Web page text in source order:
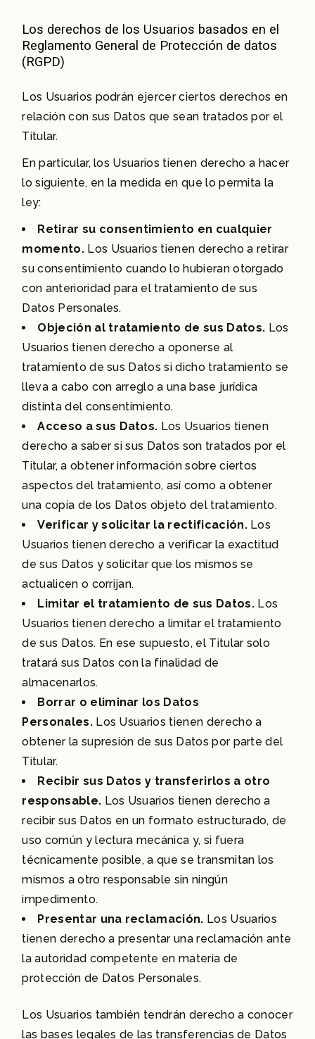
Los derechos de los Usuarios basados en el
Reglamento General de Protección de datos
(RGPD)
Los Usuarios podrán ejercer ciertos derechos en
relación con sus Datos que sean tratados por el
Titular.
En particular, los Usuarios tienen derecho a hacer
lo siguiente, en la medida en que lo permita la
ley:
Retirar su consentimiento en cualquier
momento.Los Usuarios tienen derecho a retirar
su consentimiento cuando lo hubieran otorgado
con anterioridad para el tratamiento de sus
Datos Personales.
Objeción al tratamiento de sus Datos. Los
Usuarios tienen derecho a oponerse al
tratamiento de sus Datos si dicho tratamiento se
lleva a cabo con arreglo a una base jurídica
distinta del consentimiento.
Acceso a sus Datos. Los Usuarios tienen
derecho a saber si sus Datos son tratados por el
Titular, a obtener información sobre ciertos
aspectos del tratamiento, así como a obtener
una copia de los Datos objeto del tratamiento.
Verificar y solicitar la rectificación.Los
Usuarios tienen derecho a verificar la exactitud
de sus Datos y solicitar que los mismos se
actualicen o corrijan.
Limitar el tratamiento de sus Datos.Los
Usuarios tienen derecho a limitar el tratamiento
de sus Datos. En ese supuesto, el Titular solo
tratará sus Datos con la finalidad de
almacenarlos.
Borrar o eliminar los Datos
Personales.Los Usuarios tienen derecho a
obtener la supresión de sus Datos por parte del
Titular.
Recibir sus Datos y transferirlos a otro
responsable. Los Usuarios tienen derecho a
recibir sus Datos en un formato estructurado, de
uso común y lectura mecánica y, si fuera
técnicamente posible, a que se transmitan los
mismos a otro responsable sin ningún
impedimento.
Presentar una reclamación. Los Usuarios
tienen derecho a presentar una reclamación ante
la autoridad competente en materia de
protección de Datos Personales.
Los Usuarios también tendrán derecho a conocer
las bases legales de las transferencias de Datos